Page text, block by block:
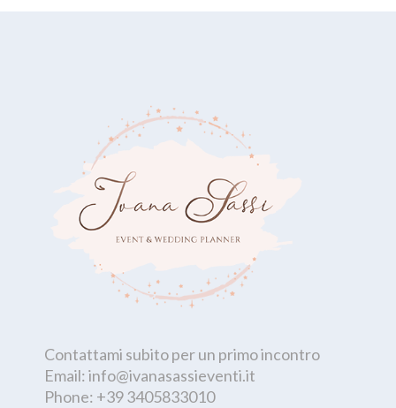
Contattami subito per un primo incontro
Email: info@ivanasassieventi.it
Phone: +39 3405833010‬